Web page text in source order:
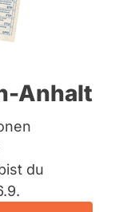
Anhalt
du